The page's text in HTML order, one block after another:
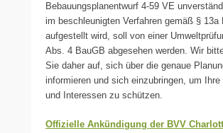
Bebauungsplanentwurf 4-59 VE
im beschleunigten Verfahren gemäß § 13a
aufgestellt wird, soll von einer
Abs. 4 BauGB abgesehen werden. Wir
Sie daher auf, sich über die genaue
informieren und sich einzubringen, um
und Interessen zu schützen.
Offizielle Ankündigung der BVV